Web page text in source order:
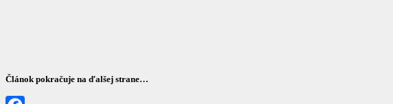
Článok pokračuje na ďalšej strane…